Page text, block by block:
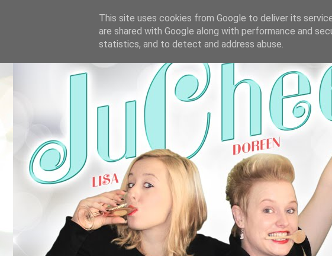
This site uses cookies from Google to deliver its
are shared with Google along with performance and
statistics, and to detect and address abuse.